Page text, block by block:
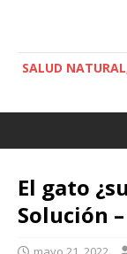
SALUD
El gato
Solución